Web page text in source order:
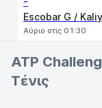
Escobar G /
Αύριο στις 01:30
ATP
Τένις